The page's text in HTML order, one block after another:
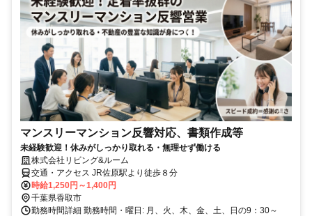
マンスリーマンション反響対応、書類作成等
未経験歓迎！休みがしっかり取れる・無理せず働ける
株式会社リビング&ルーム
交通・アクセス JR佐原駅より徒歩８分
時給1,250円～1,400円
千葉県香取市
勤務時間詳細 勤務時間・曜日: 月、火、木、金、土、日の9：30～